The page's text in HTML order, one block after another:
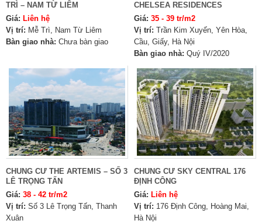
TRÌ – NAM TỪ LIÊM
Giá: Liên hệ
Vị trí: Mễ Trì, Nam Từ Liêm
Bàn giao nhà: Chưa bàn giao
CHELSEA RESIDENCES
Giá: 35 - 39 tr/m2
Vị trí: Trần Kim Xuyến, Yên Hòa,
Cầu, Giấy, Hà Nội
Bàn giao nhà: Quý IV/2020
CHUNG CƯ THE ARTEMIS – SỐ 3
LÊ TRỌNG TẤN
Giá: 38 - 42 tr/m2
Vị trí: Số 3 Lê Trọng Tấn, Thanh
Xuân
CHUNG CƯ SKY CENTRAL 176
ĐỊNH CÔNG
Giá: Liên hệ
Vị trí: 176 Định Công, Hoàng Mai,
Hà Nội